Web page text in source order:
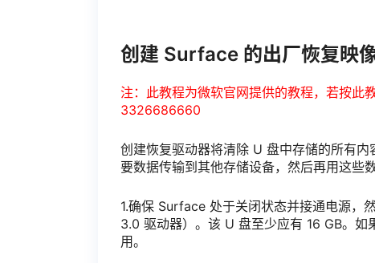
创建 Surface 的出厂恢复映
注：此教程为微软官网提供的教程，若按此
3326686660
创建恢复驱动器将清除 U 盘中存储的所有
要数据传输到其他存储设备，然后再用这些
1.确保 Surface 处于关闭状态并接通电源，
3.0 驱动器）。该 U 盘至少应有 16 GB。
用。